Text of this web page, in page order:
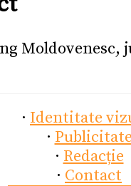
Moldovenesc,
· Identitate
· Publicitate
· Redacție
· Contact